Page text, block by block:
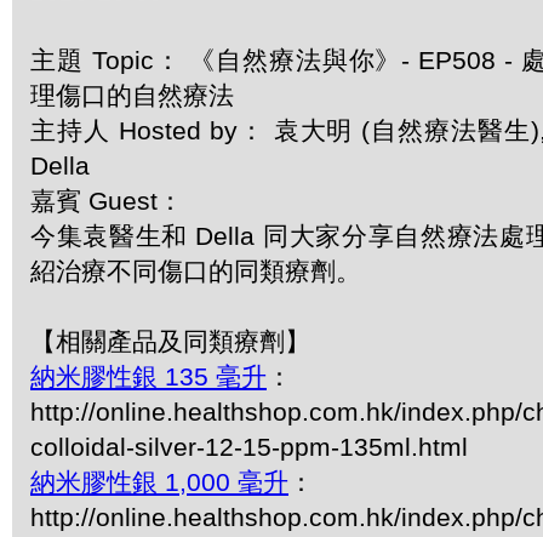
主題 Topic： 《自然療法與你》- EP508 -
理傷口的自然療法
主持人 Hosted by： 袁大明 (自然療法醫生
Della
嘉賓 Guest：
今集袁醫生和 Della 同大家分享自然療法處
紹治療不同傷口的同類療劑。
【相關產品及同類療劑】
納米膠性銀 135 毫升 ：
http://online.healthshop.com.hk/index.php/
colloidal-silver-12-15-ppm-135ml.html
納米膠性銀 1,000 毫升 ：
http://online.healthshop.com.hk/index.php/